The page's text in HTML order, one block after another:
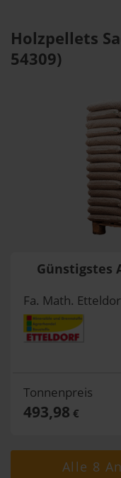
Holzpellets
54309)
Günstigstes
Fa. Math.
Tonnenpreis
493,98 €
Alle 8